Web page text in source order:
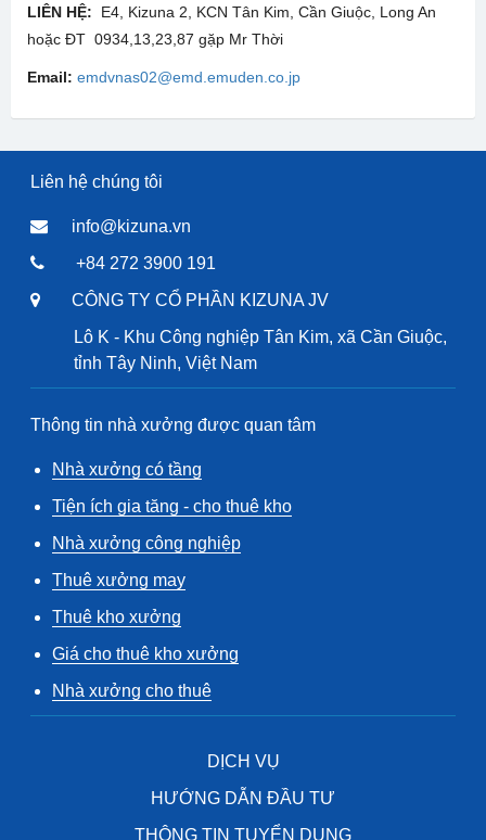
LIÊN HỆ:
E4, Kizuna 2, KCN Tân Kim, Cần Giuộc, Long An
hoặc ĐT 0934,13,23,87 gặp Mr Thời
Email: emdvnas02@emd.emuden.co.jp
Liên hệ chúng tôi
info@kizuna.vn
+84 272 3900 191
CÔNG TY CỔ PHẦN KIZUNA JV
Lô K - Khu Công nghiệp Tân Kim, xã Cần Giuộc,
tỉnh Tây Ninh, Việt Nam
Thông tin nhà xưởng được quan tâm
Nhà xưởng có tầng
Tiện ích gia tăng - cho thuê kho
Nhà xưởng công nghiệp
Thuê xưởng may
Thuê kho xưởng
Giá cho thuê kho xưởng
Nhà xưởng cho thuê
DỊCH VỤ
HƯỚNG DẪN ĐẦU TƯ
THÔNG TIN TUYỂN DỤNG